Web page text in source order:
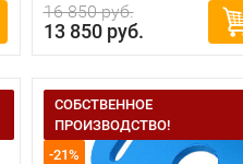
16 850 руб.
13 850 руб.
СОБСТВЕННОЕ
ПРОИЗВОДСТВО!
-21%